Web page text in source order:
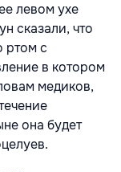
левом ухе
сказали, что
ртом с
в котором
медиков,
она будет